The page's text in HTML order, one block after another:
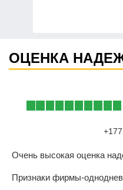
ОЦЕНКА
+177
Очень высокая оценка
Признаки фирмы-